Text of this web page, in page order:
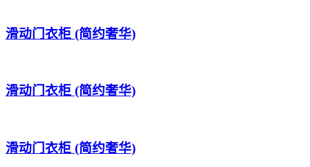
滑动门衣柜 (简约奢华)
滑动门衣柜 (简约奢华)
滑动门衣柜 (简约奢华)